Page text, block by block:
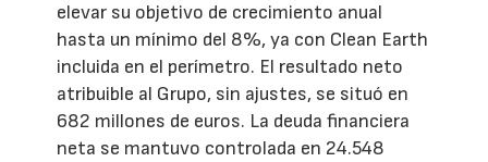
elevar su objetivo de crecimiento anual
hasta un mínimo del 8%, ya con Clean Earth
incluida en el perímetro. El resultado neto
atribuible al Grupo, sin ajustes, se situó en
682 millones de euros. La deuda financiera
neta se mantuvo controlada en 24.548